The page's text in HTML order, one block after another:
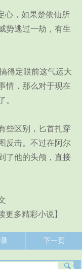
，如果楚依仙所
势逃过一劫，有生
得定眼前这气运大
情，那么对于现在
。
区别，匕首扎穿
反击。不过在阿尔
了他的头颅，直接
更多精彩小说】
下一页